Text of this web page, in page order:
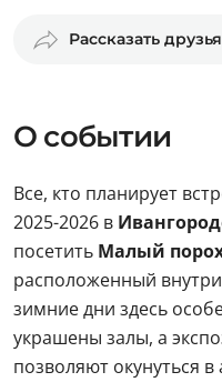
Рассказать
О событии
Все, кто планирует
2025-2026 в
посетить Малый
расположенный
зимние дни здесь
украшены залы, а
позволяют окунуться